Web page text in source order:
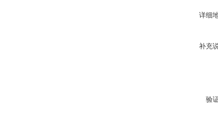
详细
补充
验